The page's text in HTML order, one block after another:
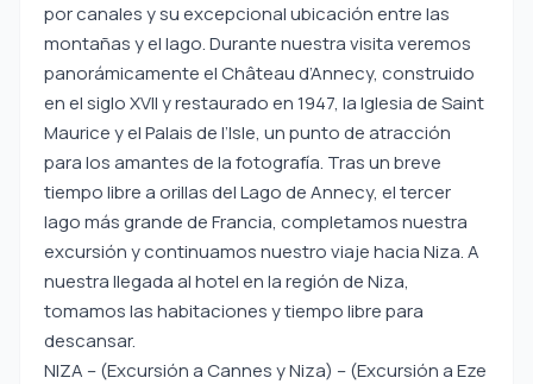
por canales y su excepcional ubicación entre las
montañas y el lago. Durante nuestra visita veremos
panorámicamente el Château d’Annecy, construido
en el siglo XVII y restaurado en 1947, la Iglesia de Saint
Maurice y el Palais de l’Isle, un punto de atracción
para los amantes de la fotografía. Tras un breve
tiempo libre a orillas del Lago de Annecy, el tercer
lago más grande de Francia, completamos nuestra
excursión y continuamos nuestro viaje hacia Niza. A
nuestra llegada al hotel en la región de Niza,
tomamos las habitaciones y tiempo libre para
descansar.
NIZA – (Excursión a Cannes y Niza) – (Excursión a Eze